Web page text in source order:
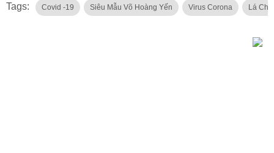
Tags: Covid -19 Siêu Mẫu Võ Hoàng Yến Virus Corona Lá